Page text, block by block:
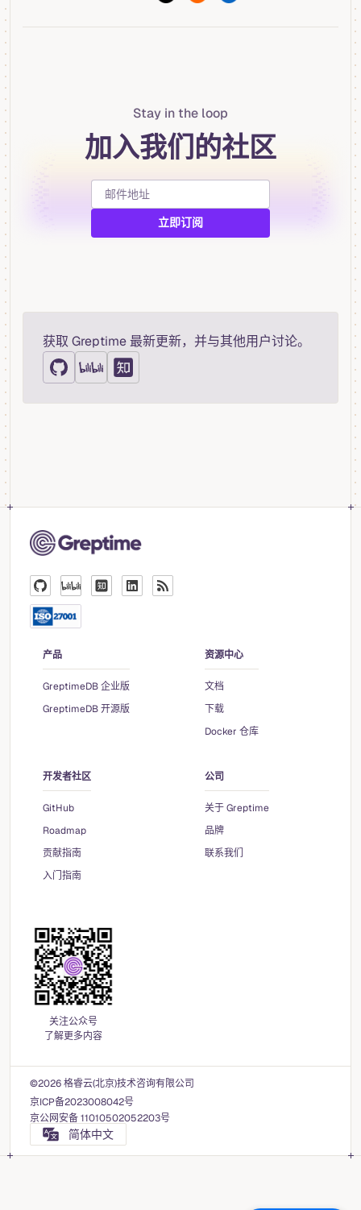
Stay in the loop
加入我们的社区
获取 Greptime 最新更新，并与其他用户讨论。
产品
GreptimeDB 企业版
GreptimeDB 开源版
资源中心
文档
下载
Docker 仓库
开发者社区
GitHub
Roadmap
贡献指南
入门指南
公司
关于 Greptime
品牌
联系我们
关注公众号
了解更多内容
©2026 格睿云(北京)技术咨询有限公司
京ICP备2023008042号
京公网安备 11010502052203号
简体中文